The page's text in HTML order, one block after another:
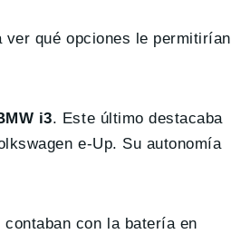
qué opciones le permitirían
i3. Este último destacaba
e-Up. Su autonomía
con la batería en